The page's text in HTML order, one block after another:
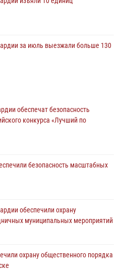
за июль выезжали больше 130
состава Управления Росгвардии
разрешительной работы
жителя региона за нанесение
по Республике Мордовия приняла
округа по мини-футболу
обеспечат безопасность
конкурса «Лучший по
безопасность масштабных
обеспечили охрану
муниципальных мероприятий
охрану общественного порядка